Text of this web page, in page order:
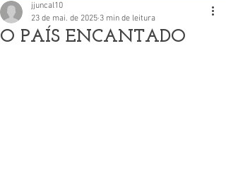
O PAÍS ENCANTADO
jjuncal10
23 de mai. de 2025 3 min de leitura